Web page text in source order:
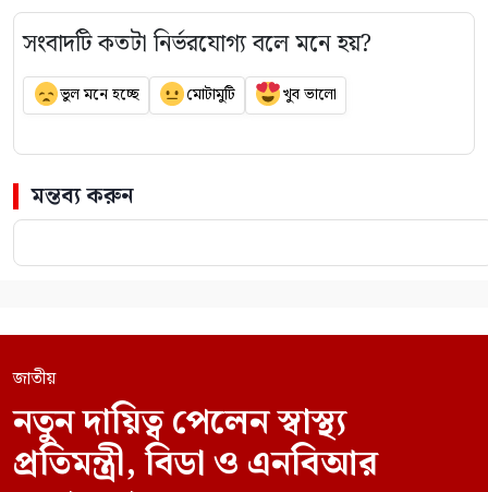
সংবাদটি কতটা নির্ভরযোগ্য বলে মনে হয়?
ভুল মনে হচ্ছে মোটামুটি খুব ভালো
মন্তব্য করুন
জাতীয়
নতুন দায়িত্ব পেলেন স্বাস্থ্য
প্রতিমন্ত্রী, বিডা ও এনবিআর